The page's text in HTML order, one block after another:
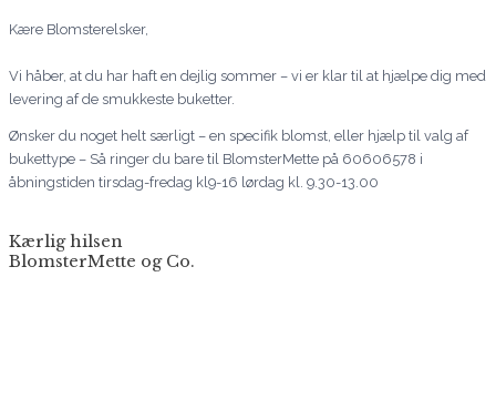
Kære Blomsterelsker,
Vi håber, at du har haft en dejlig sommer – vi er klar til at hjælpe dig med
levering af de smukkeste buketter.
Ønsker du noget helt særligt – en specifik blomst, eller hjælp til valg af
bukettype – Så ringer du bare til BlomsterMette på 60606578 i
åbningstiden tirsdag-fredag kl9-16 lørdag kl. 9.30-13.00
Kærlig hilsen
BlomsterMette og Co.